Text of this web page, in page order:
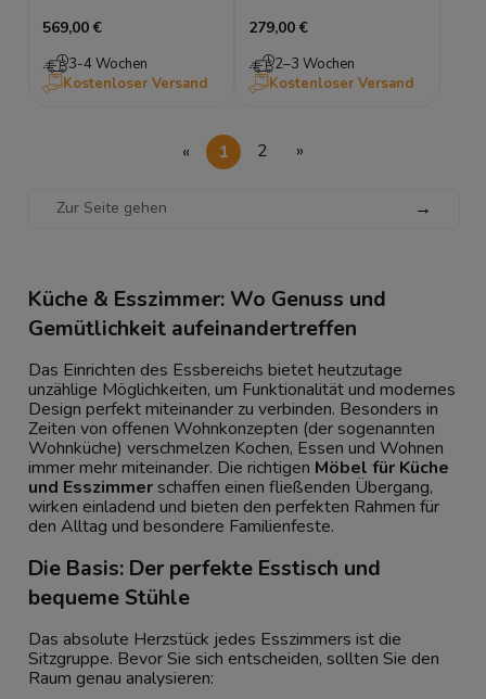
569,00 €
3-4 Wochen
Kostenloser Versand
Tisch
279,00 €
2–3 Wochen
Kostenloser Versand
→
« 1 2 »
Küche & Esszimmer: Wo Genuss und
Gemütlichkeit aufeinandertreffen
Das Einrichten des Essbereichs bietet heutzutage
unzählige Möglichkeiten, um Funktionalität und modernes
Design perfekt miteinander zu verbinden. Besonders in
Zeiten von offenen Wohnkonzepten (der sogenannten
Wohnküche) verschmelzen Kochen, Essen und Wohnen
immer mehr miteinander. Die richtigen Möbel für Küche
und Esszimmerschaffen einen fließenden Übergang,
wirken einladend und bieten den perfekten Rahmen für
den Alltag und besondere Familienfeste.
Die Basis: Der perfekte Esstisch und
bequeme Stühle
Das absolute Herzstück jedes Esszimmers ist die
Sitzgruppe. Bevor Sie sich entscheiden, sollten Sie den
Raum genau analysieren: